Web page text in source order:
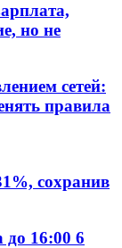
но не
сетей:
правила
сохранив
до 16:00 6